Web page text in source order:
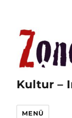
Kultur –
MENÜ